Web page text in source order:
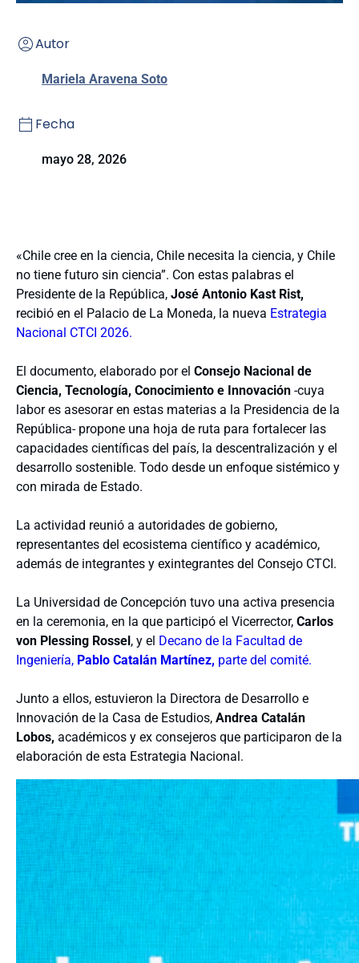
Autor
Mariela Aravena Soto
Fecha
mayo 28, 2026
«Chile cree en la ciencia, Chile necesita la ciencia, y Chile
no tiene futuro sin ciencia”. Con estas palabras el
Presidente de la República, José Antonio Kast Rist,
recibió en el Palacio de La Moneda, la nueva Estrategia
Nacional CTCI 2026.
El documento, elaborado por el Consejo Nacional de
Ciencia, Tecnología, Conocimiento e Innovación -cuya
labor es asesorar en estas materias a la Presidencia de la
República- propone una hoja de ruta para fortalecer las
capacidades científicas del país, la descentralización y el
desarrollo sostenible. Todo desde un enfoque sistémico y
con mirada de Estado.
La actividad reunió a autoridades de gobierno,
representantes del ecosistema científico y académico,
además de integrantes y exintegrantes del Consejo CTCI.
La Universidad de Concepción tuvo una activa presencia
en la ceremonia, en la que participó el Vicerrector, Carlos
von Plessing Rossel , y el Decano de la Facultad de
Ingeniería, Pablo Catalán Martínez, parte del comité.
Junto a ellos, estuvieron la Directora de Desarrollo e
Innovación de la Casa de Estudios, Andrea Catalán
Lobos, académicos y ex consejeros que participaron de la
elaboración de esta Estrategia Nacional.